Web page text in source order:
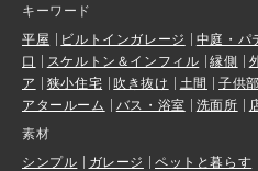
キーワード
平屋
ビルトインガレージ 中庭・パ
口
スケルトン＆インフィル 縁側
ア
狭小住宅 吹き抜け 土間 子供
アタールーム
バス・浴室 洗面所
素材
シンプル
ガレージ ペットと暮らす